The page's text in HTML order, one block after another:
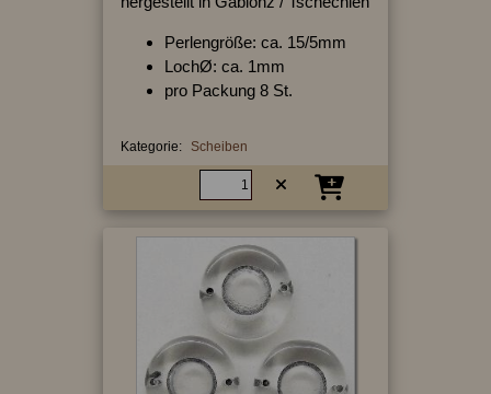
Perlengröße: ca. 15/5mm
LochØ: ca. 1mm
pro Packung 8 St.
Kategorie: Scheiben